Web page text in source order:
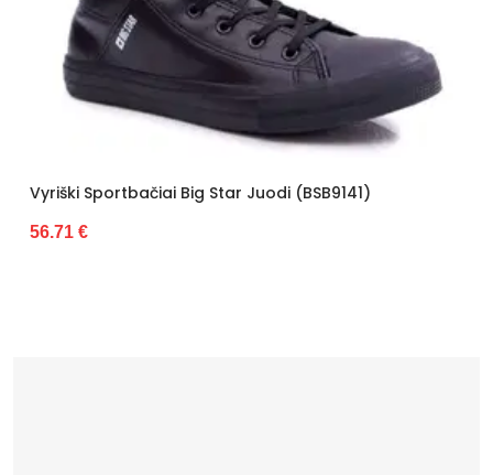
Vyriški Sportbačiai Big Star Juodi (BSB9141)
56.71 €